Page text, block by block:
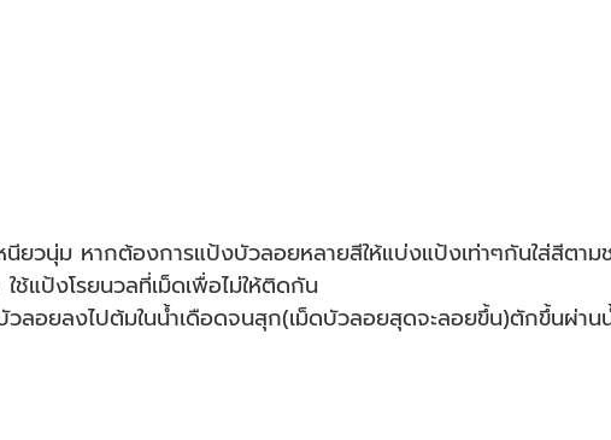
ยวนุ่ม หากต้องการแป้งบัวลอยหลายสีให้แบ่งแป้งเท่าๆกันใส่สีตาม
แป้งโรยนวลที่เม็ดเพื่อไม่ให้ติดกัน
วลอยลงไปต้มในน้ำเดือดจนสุก(เม็ดบัวลอยสุดจะลอยขึ้น)ตักขึ้นผ่าน